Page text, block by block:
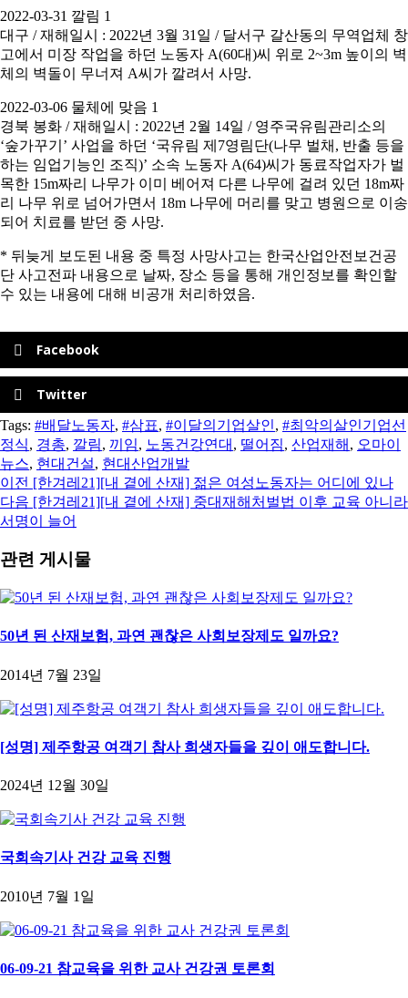
2022-03-31 깔림 1
대구 / 재해일시 : 2022년 3월 31일 / 달서구 갈산동의 무역업체 창
고에서 미장 작업을 하던 노동자 A(60대)씨 위로 2~3m 높이의 벽
체의 벽돌이 무너져 A씨가 깔려서 사망.
2022-03-06 물체에 맞음 1
경북 봉화 / 재해일시 : 2022년 2월 14일 / 영주국유림관리소의
‘숲가꾸기’ 사업을 하던 ‘국유림 제7영림단(나무 벌채, 반출 등을
하는 임업기능인 조직)’ 소속 노동자 A(64)씨가 동료작업자가 벌
목한 15m짜리 나무가 이미 베어져 다른 나무에 걸려 있던 18m짜
리 나무 위로 넘어가면서 18m 나무에 머리를 맞고 병원으로 이송
되어 치료를 받던 중 사망.
* 뒤늦게 보도된 내용 중 특정 사망사고는 한국산업안전보건공
단 사고전파 내용으로 날짜, 장소 등을 통해 개인정보를 확인할
수 있는 내용에 대해 비공개 처리하였음.
Facebook
Twitter
Tags: #배달노동자, #삼표, #이달의기업살인, #최악의살인기업선
정식, 경총, 깔림, 끼임, 노동건강연대 , 떨어짐, 산업재해 , 오마이
뉴스, 현대건설, 현대산업개발
이전 [한겨레21][내 곁에 산재] 젊은 여성노동자는 어디에 있나
다음 [한겨레21][내 곁에 산재] 중대재해처벌법 이후 교육 아니라
서명이 늘어
관련 게시물
50년 된 산재보험, 과연 괜찮은 사회보장제도 일까요?
2014년 7월 23일
[성명] 제주항공 여객기 참사 희생자들을 깊이 애도합니다.
2024년 12월 30일
국회속기사 건강 교육 진행
2010년 7월 1일
06-09-21 참교육을 위한 교사 건강권 토론회